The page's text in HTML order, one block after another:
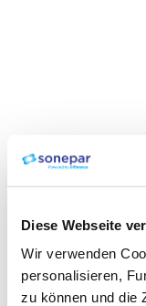
Diese Webseite
Wir verwenden
personalisieren,
zu können und die